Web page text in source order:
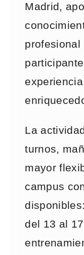
Madrid,
profesional
La
turnos,
mayor
campus
del 13 al